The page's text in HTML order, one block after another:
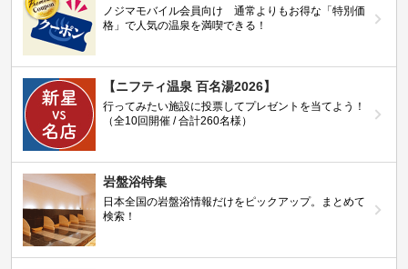
ノジマモバイル会員向け 通常よりもお得な「特別価
格」で人気の温泉を満喫できる！
【ニフティ温泉 百名湯2026】
行ってみたい施設に投票してプレゼントを当てよう！
（全10回開催 / 合計260名様）
岩盤浴特集
日本全国の岩盤浴情報だけをピックアップ。まとめて
検索！